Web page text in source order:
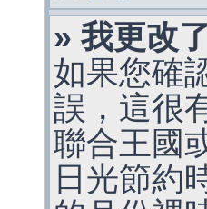
» 我更改
如果您確
誤，這很
聯合王國
日光節約